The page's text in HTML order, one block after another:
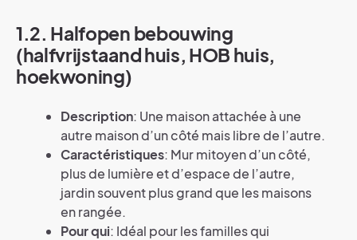
1.2. Halfopen bebouwing
(halfvrijstaand huis, HOB huis,
hoekwoning)
Description: Une maison attachée à une
autre maison d’un côté mais libre de l’autre.
Caractéristiques: Mur mitoyen d’un côté,
plus de lumière et d’espace de l’autre,
jardin souvent plus grand que les maisons
en rangée.
Pour qui: Idéal pour les familles qui